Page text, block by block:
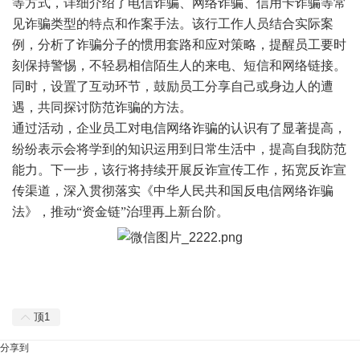
等方式，详细介绍了电信诈骗、网络诈骗、信用卡诈骗等常
见诈骗类型的特点和作案手法。该行工作人员结合实际案
例，分析了诈骗分子的惯用套路和应对策略，提醒员工要时
刻保持警惕，不轻易相信陌生人的来电、短信和网络链接。
同时，设置了互动环节，鼓励员工分享自己或身边人的遭
遇，共同探讨防范诈骗的方法。
通过活动，企业员工对电信网络诈骗的认识有了显著提高，
纷纷表示会将学到的知识运用到日常生活中，提高自我防范
能力。下一步， 该行将持续开展反诈宣传工作，拓宽反诈宣
传渠道，深入贯彻落实《中华人民共和国反电信网络诈骗
法》，推动“资金链”治理再上新台阶。
顶1
分享到